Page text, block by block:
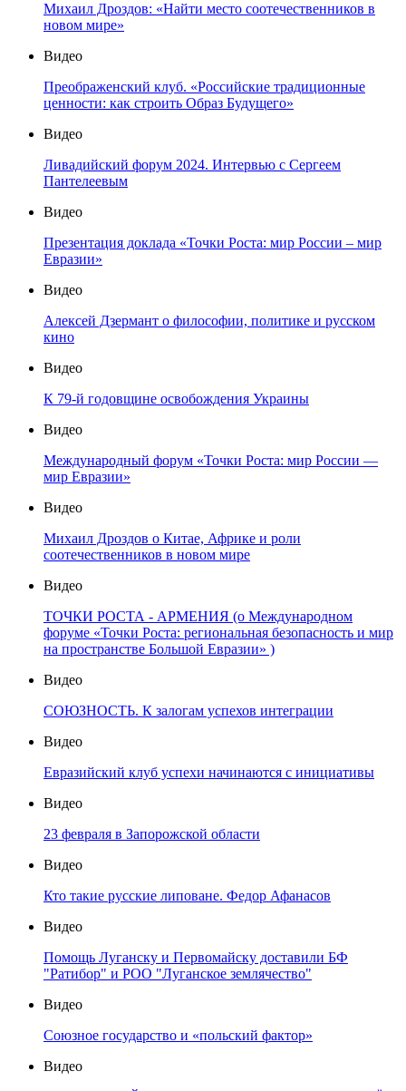
Михаил Дроздов: «Найти место соотечественников в
новом мире»
Видео
Преображенский клуб. «Российские традиционные
ценности: как строить Образ Будущего»
Видео
Ливадийский форум 2024. Интервью с Сергеем
Пантелеевым
Видео
Презентация доклада «Точки Роста: мир России – мир
Евразии»
Видео
Алексей Дзермант о философии, политике и русском
кино
Видео
К 79-й годовщине освобождения Украины
Видео
Международный форум «Точки Роста: мир России —
мир Евразии»
Видео
Михаил Дроздов о Китае, Африке и роли
соотечественников в новом мире
Видео
ТОЧКИ РОСТА - АРМЕНИЯ (о Международном
форуме «Точки Роста: региональная безопасность и мир
на пространстве Большой Евразии» )
Видео
СОЮЗНОСТЬ. К залогам успехов интеграции
Видео
Евразийский клуб успехи начинаются с инициативы
Видео
23 февраля в Запорожской области
Видео
Кто такие русские липоване. Федор Афанасов
Видео
Помощь Луганску и Первомайску доставили БФ
"Ратибор" и РОО "Луганское землячество"
Видео
Союзное государство и «польский фактор»
Видео